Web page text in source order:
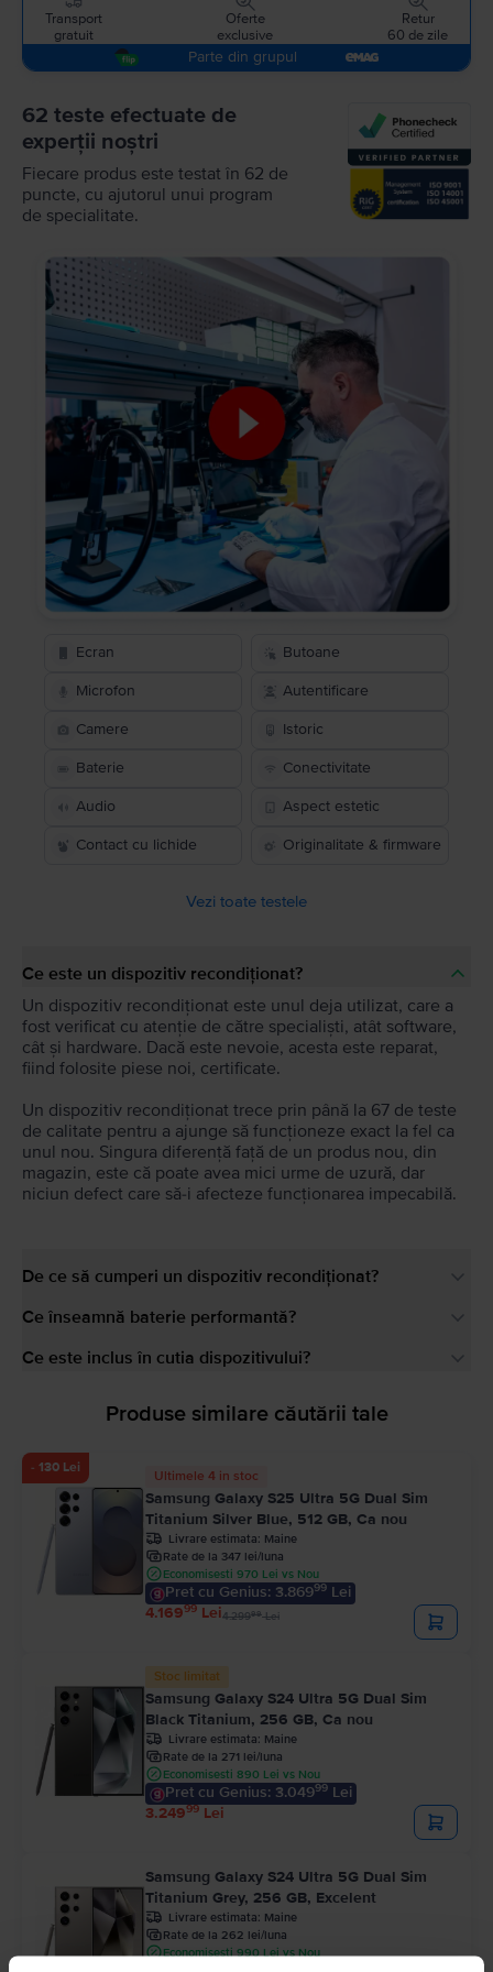
Transport
gratuit
Oferte
exclusive
Retur
60 de zile
Parte din grupul
62 teste efectuate de
experții noștri
Fiecare produs este testat în 62 de
puncte, cu ajutorul unui program
de specialitate.
Ecran Butoane
Microfon Autentificare
Camere Istoric
Baterie Conectivitate
Audio Aspect estetic
Contact cu lichide Originalitate & firmware
Vezi toate testele
Ce este un dispozitiv recondiționat?
Un dispozitiv recondiționat este unul deja utilizat, care a
fost verificat cu atenție de către specialiști, atât software,
cât și hardware. Dacă este nevoie, acesta este reparat,
fiind folosite piese noi, certificate.
Un dispozitiv recondiționat trece prin până la 67 de teste
de calitate pentru a ajunge să funcționeze exact la fel ca
unul nou. Singura diferență față de un produs nou, din
magazin, este că poate avea mici urme de uzură, dar
niciun defect care să-i afecteze funcționarea impecabilă.
De ce să cumperi un dispozitiv recondiționat?
Ce înseamnă baterie performantă?
Ce este inclus în cutia dispozitivului?
Produse similare căutării tale
- 130 Lei
Ultimele 4 in stoc
Samsung Galaxy S25 Ultra 5G Dual Sim
Titanium Silver Blue, 512 GB, Ca nou
Livrare estimata: Maine
Rate de la 347 lei/luna
Economisesti 970 Lei vs Nou
Pret cu Genius: 3.86999 Lei
4.16999 Lei4.29999Lei
Stoc limitat
Samsung Galaxy S24 Ultra 5G Dual Sim
Black Titanium, 256 GB, Ca nou
Livrare estimata: Maine
Rate de la 271 lei/luna
Economisesti 890 Lei vs Nou
Pret cu Genius: 3.04999 Lei
3.24999 Lei
Samsung Galaxy S24 Ultra 5G Dual Sim
Titanium Grey, 256 GB, Excelent
Livrare estimata: Maine
Rate de la 262 lei/luna
Economisesti 990 Lei vs Nou